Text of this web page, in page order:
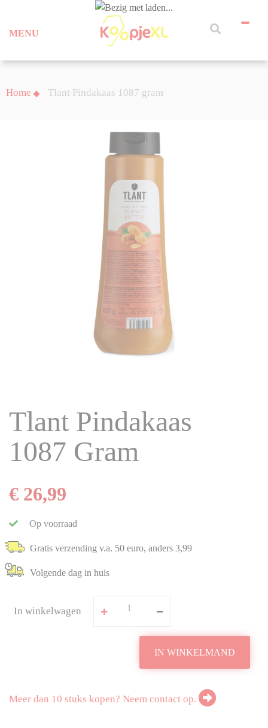
MENU
Home Tlant Pindakaas 1087 gram
Tlant Pindakaas
1087 Gram
€ 26,99
Op voorraad
Gratis verzending v.a. 50 euro, anders 3,99
Volgende dag in huis
In winkelwagen
IN WINKELMAND
Meer dan 10 stuks kopen? Neem contact op.